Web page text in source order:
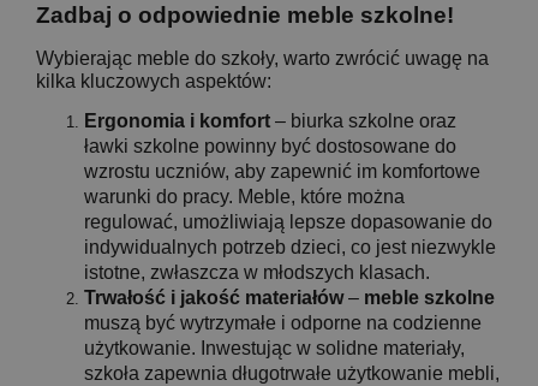
Zadbaj o odpowiednie meble szkolne!
Wybierając meble do szkoły, warto zwrócić uwagę na
kilka kluczowych aspektów:
Ergonomia i komfort – biurka szkolne oraz
ławki szkolne powinny być dostosowane do
wzrostu uczniów, aby zapewnić im komfortowe
warunki do pracy. Meble, które można
regulować, umożliwiają lepsze dopasowanie do
indywidualnych potrzeb dzieci, co jest niezwykle
istotne, zwłaszcza w młodszych klasach.
Trwałość i jakość materiałów– meble szkolne
muszą być wytrzymałe i odporne na codzienne
użytkowanie. Inwestując w solidne materiały,
szkoła zapewnia długotrwałe użytkowanie mebli,